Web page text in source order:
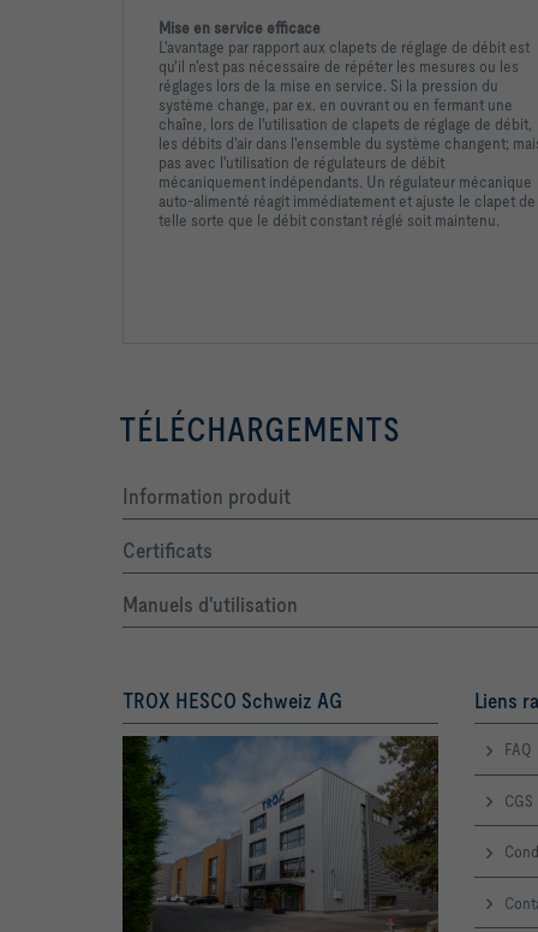
Mise en service efficace
L'avantage par rapport aux clapets de réglage de débit est
qu'il n'est pas nécessaire de répéter les mesures ou les
réglages lors de la mise en service. Si la pression du
système change, par ex. en ouvrant ou en fermant une
chaîne, lors de l'utilisation de clapets de réglage de débit,
les débits d'air dans l'ensemble du système changent;
pas avec l'utilisation de régulateurs de débit
mécaniquement indépendants. Un régulateur mécanique
auto-alimenté réagit immédiatement et ajuste le clapet de
telle sorte que le débit constant réglé soit maintenu.
TÉLÉCHARGEMENTS
Information produit
Certificats
Manuels d'utilisation
TROX HESCO Schweiz AG Liens
FAQ
CGS